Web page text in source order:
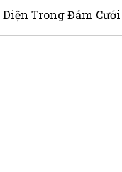
Diện Trong Đám Cưới